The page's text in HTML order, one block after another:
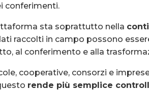
conferimenti.
sta soprattutto nella
raccolti in campo possono
al conferimento e alla
cooperative, consorzi e
rende più semplice